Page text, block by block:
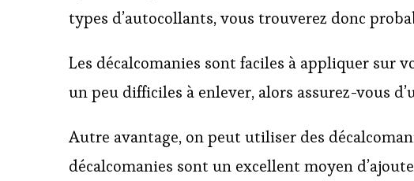
types d’autocollants, vous trouverez donc
Les décalcomanies sont faciles à appliquer sur
un peu difficiles à enlever, alors assurez-vous
Autre avantage, on peut utiliser des
décalcomanies sont un excellent moyen